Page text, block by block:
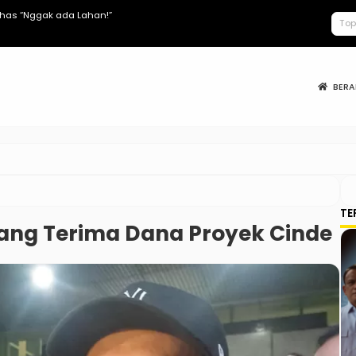
“Nggak ada Lahan!” Keracunan
Terima Dana Proyek Cinde